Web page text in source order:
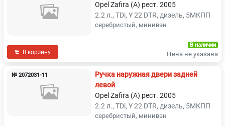
Opel Zafira (A) рест. 2005
2.2 л., TDi, Y 22 DTR, дизель, 5МКПП
серебристый, минивэн
В корзину
В наличии
Цена не указана
№ 2072031-11
Ручка наружная двери задней
левой
Opel Zafira (A) рест. 2005
2.2 л., TDi, Y 22 DTR, дизель, 5МКПП
серебристый, минивэн